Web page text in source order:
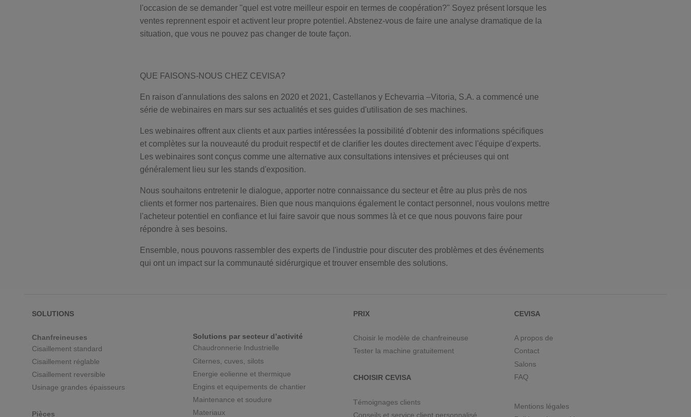
l'occasion de se demander "quel est votre meilleur espoir en termes de coopération?" Soyez présent lorsque les
ventes reprennent espoir et activent leur propre potentiel. Abstenez-vous de faire une analyse dramatique de la
situation, que vous ne pouvez pas changer de toute façon.
QUE FAISONS-NOUS CHEZ CEVISA?
En raison d'annulations des salons en 2020 et 2021, Castellanos y Echevarria –Vitoria, S.A. a commencé une
série de webinaires en mars sur ses actualités et ses guides d'utilisation de ses machines.
Les webinaires offrent aux clients et aux parties intéressées la possibilité d'obtenir des informations spécifiques
et complètes sur la nouveauté du produit respectif et de clarifier les doutes directement avec l'équipe d'experts.
Les webinaires sont conçus comme une alternative aux consultations intensives et précieuses qui ont
généralement lieu sur les stands d'exposition.
Nous souhaitons entretenir le dialogue, apporter notre connaissance du secteur et être au plus près de nos
clients et former nos partenaires. Bien que nous manquions également le contact personnel, nous voulons mettre
l'acheteur potentiel en confiance et lui faire savoir que nous sommes là et ce que nous pouvons faire pour
répondre à ses besoins.
Ensemble, nous pouvons rassembler des experts de l'industrie pour discuter des problèmes et des événements
qui ont un impact sur la communauté sidérurgique et trouver ensemble des solutions.
SOLUTIONS
Chanfreineuses
Cisaillement standard
Cisaillement réglable
Cisaillement reversible
Usinage grandes épaisseurs
Pièces
Solutions par secteur d’activité
Chaudronnerie Industrielle
Citernes, cuves, silots
Energie eolienne et thermique
Engins et equipements de chantier
Maintenance et soudure
Materiaux
PRIX
Choisir le modèle de chanfreineuse
Tester la machine gratuitement
CHOISIR CEVISA
Témoignages clients
Conseils et service client personnalisé
CEVISA
A propos de
Contact
Salons
FAQ
Mentions légales